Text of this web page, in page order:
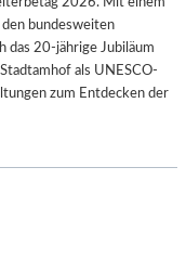
bundesweiten
das 20-jährige Jubiläum
als UNESCO-
zum Entdecken der